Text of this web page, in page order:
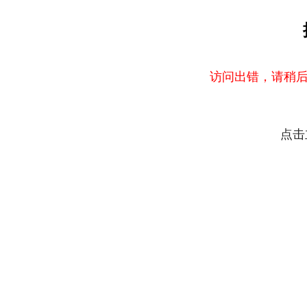
访问出错，请稍
点